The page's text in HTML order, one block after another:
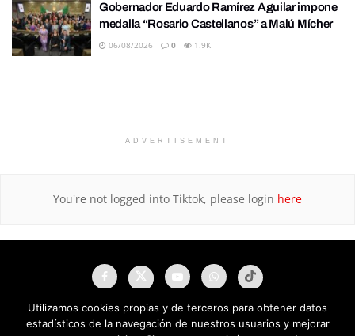
Gobernador Eduardo Ramírez Aguilar impone
medalla “Rosario Castellanos” a Malú Mícher
06/08/2026 0 1.9K
ADVERTISEMENT
You're not logged into Tiktok, please login here
Utilizamos cookies propias y de terceros para obtener datos
estadísticos de la navegación de nuestros usuarios y mejorar